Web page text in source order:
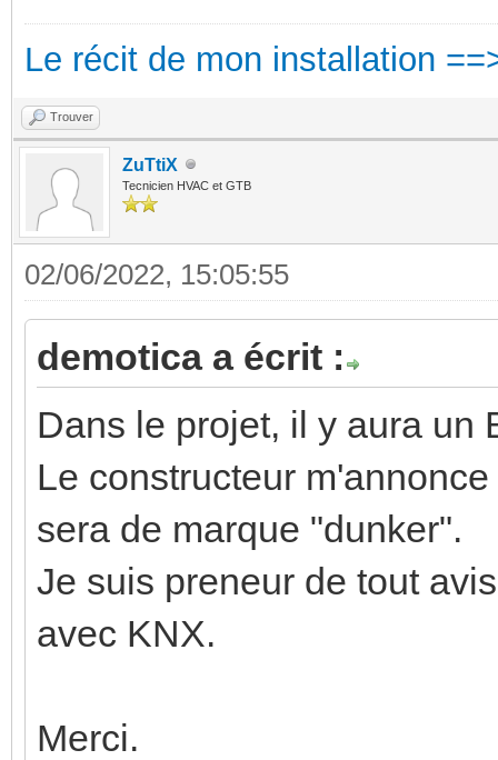
Le récit de mon installation
Trouver
ZuTtiX
Tecnicien HVAC et GTB
02/06/2022, 15:05:55
demotica a écrit :
Dans le projet, il y aura un
Le constructeur
sera de marque "dunker".
Je suis preneur de tout
avec KNX.
Merci.